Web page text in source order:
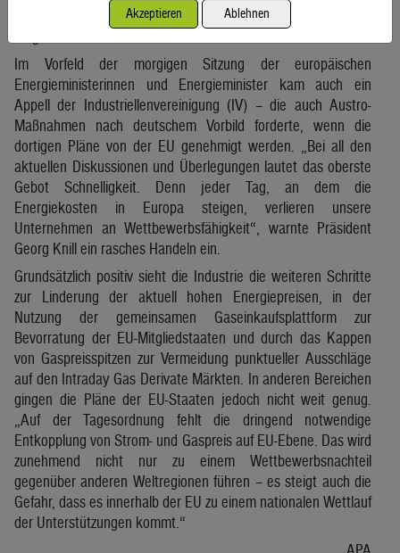
Energiepreise abfedern bis etwaige europäische Lösungen
Im Vorfeld der morgigen Sitzung der europäischen
Energieministerinnen und Energieminister kam auch ein
Appell der Industriellenvereinigung (IV) – die auch Austro-
Maßnahmen nach deutschem Vorbild forderte, wenn die
dortigen Pläne von der EU genehmigt werden. „Bei all den
aktuellen Diskussionen und Überlegungen lautet das oberste
Gebot Schnelligkeit. Denn jeder Tag, an dem die
Energiekosten in Europa steigen, verlieren unsere
Unternehmen an Wettbewerbsfähigkeit“, warnte Präsident
Georg Knill ein rasches Handeln ein.
Grundsätzlich positiv sieht die Industrie die weiteren Schritte
zur Linderung der aktuell hohen Energiepreisen, in der
Nutzung der gemeinsamen Gaseinkaufsplattform zur
Bevorratung der EU-Mitgliedstaaten und durch das Kappen
von Gaspreisspitzen zur Vermeidung punktueller Ausschläge
auf den Intraday Gas Derivate Märkten. In anderen Bereichen
gingen die Pläne der EU-Staaten jedoch nicht weit genug.
„Auf der Tagesordnung fehlt die dringend notwendige
Entkopplung von Strom- und Gaspreis auf EU-Ebene. Das wird
zunehmend nicht nur zu einem Wettbewerbsnachteil
gegenüber anderen Weltregionen führen – es steigt auch die
Gefahr, dass es innerhalb der EU zu einem nationalen Wettlauf
der Unterstützungen kommt.“
Akzeptieren Ablehnen